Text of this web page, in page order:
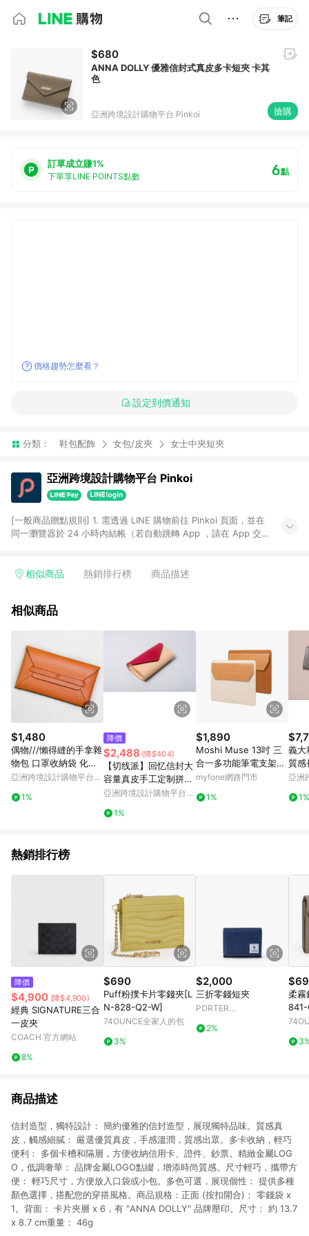
筆記
$680
ANNA DOLLY 優雅信封式真皮多卡短夾 卡其
色
亞洲跨境設計購物平台 Pinkoi 搶購
訂單成立賺1%
下單享LINE POINTS點數 6點
價格趨勢怎麼看？
設定到價通知
分類： 鞋包配飾 女包/皮夾 女士中夾短夾
亞洲跨境設計購物平台 Pinkoi
[一般商品贈點規則] 1. 需透過 LINE 購物前往 Pinkoi 頁面，並在
同一瀏覽器於 24 小時內結帳（若自動跳轉 App ，請在 App 交
回饋訂單不得享有 Pinkoi 站方優惠，例如首購優惠，P coins，
行為，不具贈點資格，部分退款不在此限。 6. APP 請更新至
運費，攤位費等不具贈點資格。 9. LINE 購物站上之商品規格、
顏色、價位、贈品如與 Pinkoi 商品資訊頁及購物車不符，以
Pinkoi 購物商品資訊頁及購物車標示為準。 10. 點數紅包使用規
則請以點數紅包活動說明為準。 11. 若於 LINE 購物前往 Pinkoi
頁面後才首次下載 Pinkoi APP 並完成訂單，不符合導購資格；承
上，首次下載 Pinkoi APP 後，需透過 LINE 購物前往 Pinkoi 頁
面，方享導購資格。
相似商品 熱銷排行榜 商品描述
相似商品
$1,480
偶物///懶得縫的手拿雜
物包 口罩收納袋 化妝
包 工具包
亞洲跨境設計購物平台
1%
降價
$2,488 (降$404)
【切线派】回忆信封大
容量真皮手工定制拼接
撞色长款钱包手拿包
亞洲跨境設計購物平台
1%
$1,890
Moshi Muse 13吋 三
合一多功能筆電支架包
焦糖棕
myfone網路門市
1%
義大
質感
t -
亞洲
1%
熱銷排行榜
降價
$4,900 (降$4,900)
經典 SIGNATURE三合
一皮夾
COACH 官方網站
8%
$690
Puff粉撲卡片零錢夾[L
N-828-Q2-W]
74OUNCE全家人的包
3%
$2,000
三折零錢短夾
PORTER
2%
柔霧
商品描述
信封造型，獨特設計： 簡約優雅的信封造型，展現獨特品味。質感真
皮，觸感細膩： 嚴選優質真皮，手感溫潤，質感出眾。多卡收納，輕巧
便利： 多個卡槽和隔層，方便收納信用卡、證件、鈔票。精緻金屬LOG
O，低調奢華： 品牌金屬LOGO點綴，增添時尚質感。尺寸輕巧，攜帶方
便： 輕巧尺寸，方便放入口袋或小包。多色可選，展現個性： 提供多種
顏色選擇，搭配您的穿搭風格。商品規格：正面 (按扣開合)： 零錢袋 x
1。背面： 卡片夾層 x 6，有 "ANNA DOLLY" 品牌壓印。尺寸： 約 13.7
x 8.7 cm重量： 46g